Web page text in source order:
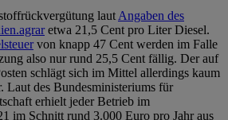
lautAngaben des
etwa 21,5 Cent pro Liter Diesel.
von knapp 47 Cent werden im Falle
also nur rund 25,5 Cent fällig. Der auf
schlägt sich im Mittel allerdings kaum
Laut des Bundesministeriums für
erhielt jeder Betrieb im
im Schnitt rund 3.000 Euro pro Jahr aus